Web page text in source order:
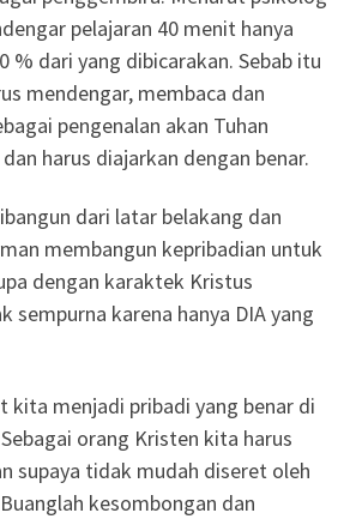
pelajaran 40 menit hanya
% dari yang dibicarakan. Sebab itu
mendengar, membaca dan
pengenalan akan Tuhan
harus diajarkan dengan benar.
dari latar belakang dan
membangun kepribadian untuk
dengan karaktek Kristus
sempurna karena hanya DIA yang
kita menjadi pribadi yang benar di
orang Kristen kita harus
supaya tidak mudah diseret oleh
kesombongan dan